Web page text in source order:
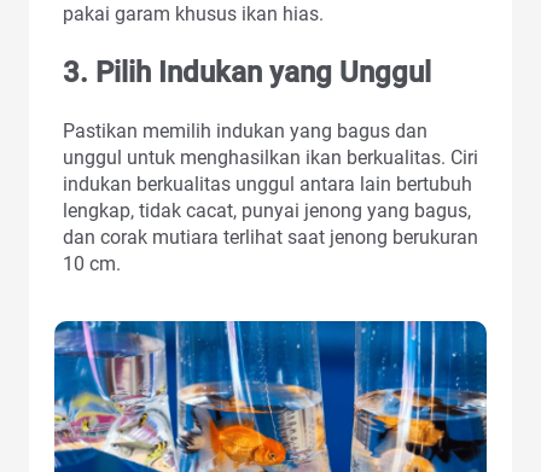
pakai garam khusus ikan hias.
3. Pilih Indukan yang Unggul
Pastikan memilih indukan yang bagus dan
unggul untuk menghasilkan ikan berkualitas. Ciri
indukan berkualitas unggul antara lain bertubuh
lengkap, tidak cacat, punyai jenong yang bagus,
dan corak mutiara terlihat saat jenong berukuran
10 cm.